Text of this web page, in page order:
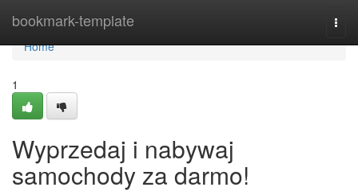
bookmark-template
Home
Home
1
Wyprzedaj i nabywaj
samochody za darmo!